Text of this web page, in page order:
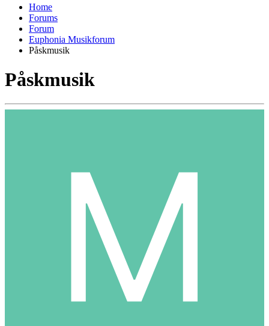
Home
Forums
Forum
Euphonia Musikforum
Påskmusik
Påskmusik